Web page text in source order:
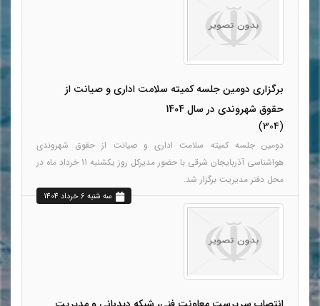
برگزاری دومین جلسه کمیته سلامت اداری و صیانت از
حقوق شهروندی در سال 1404
(304)
دومین جلسه کمیته سلامت اداری و صیانت از حقوق شهروندی
هواشناسی آذربایجان شرقی با حضور مدیرکل روز یکشنبه 11 خرداد ماه در
محل دفتر مدیریت برگزار شد.
سه شنبه 6 خرداد 1404